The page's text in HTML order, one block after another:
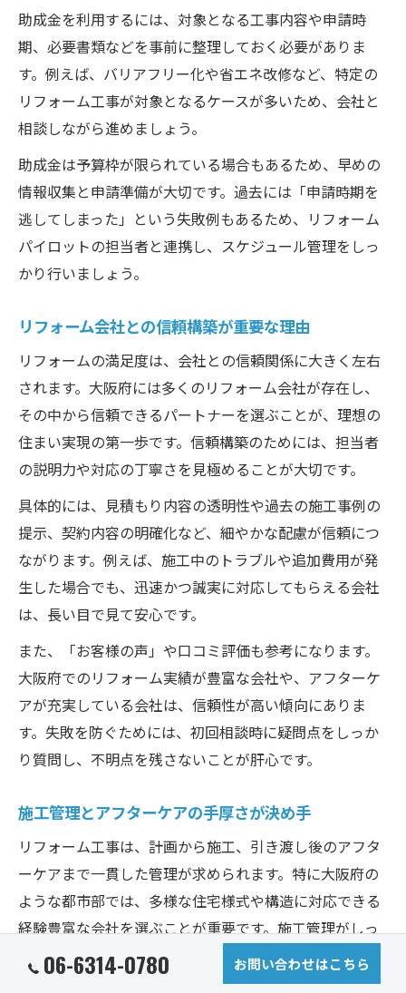
助成金を利用するには、対象となる工事内容や申請時
期、必要書類などを事前に整理しておく必要がありま
す。例えば、バリアフリー化や省エネ改修など、特定の
リフォーム工事が対象となるケースが多いため、会社と
相談しながら進めましょう。
助成金は予算枠が限られている場合もあるため、早めの
情報収集と申請準備が大切です。過去には「申請時期を
逃してしまった」という失敗例もあるため、リフォーム
パイロットの担当者と連携し、スケジュール管理をしっ
かり行いましょう。
リフォーム会社との信頼構築が重要な理由
リフォームの満足度は、会社との信頼関係に大きく左右
されます。大阪府には多くのリフォーム会社が存在し、
その中から信頼できるパートナーを選ぶことが、理想の
住まい実現の第一歩です。信頼構築のためには、担当者
の説明力や対応の丁寧さを見極めることが大切です。
具体的には、見積もり内容の透明性や過去の施工事例の
提示、契約内容の明確化など、細やかな配慮が信頼につ
ながります。例えば、施工中のトラブルや追加費用が発
生した場合でも、迅速かつ誠実に対応してもらえる会社
は、長い目で見て安心です。
また、「お客様の声」や口コミ評価も参考になります。
大阪府でのリフォーム実績が豊富な会社や、アフターケ
アが充実している会社は、信頼性が高い傾向にありま
す。失敗を防ぐためには、初回相談時に疑問点をしっか
り質問し、不明点を残さないことが肝心です。
施工管理とアフターケアの手厚さが決め手
リフォーム工事は、計画から施工、引き渡し後のアフタ
ーケアまで一貫した管理が求められます。特に大阪府の
ような都市部では、多様な住宅様式や構造に対応できる
経験豊富な会社を選ぶことが重要です。施工管理がしっ
かりしている会社は、工事の進捗や品質を細かくチェッ
クし、トラブルを未然に防ぎます。
06-6314-0780 お問い合わせはこちら